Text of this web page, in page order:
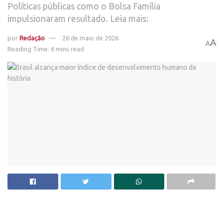
Políticas públicas como o Bolsa Família
impulsionaram resultado. Leia mais:
por Redação
26 de maio de 2026
Reading Time: 6 mins read
AA